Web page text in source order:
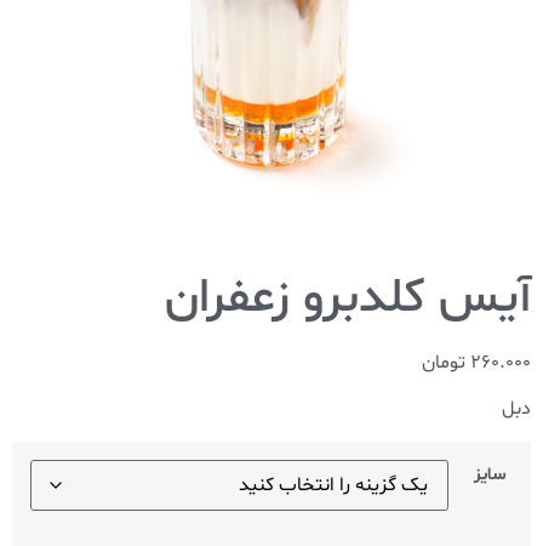
آیس کلدبرو زعفران
260.000 تومان
دبل
سایز